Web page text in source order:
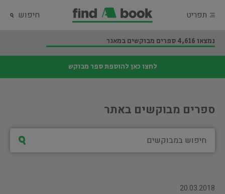
תפריט חיפוש
נמצאו 4,616 ספרים מבוקשים במאגר
לחצו כאן להוספת ספר מבוקש
ספרים מבוקשים באתר
20.03.2018